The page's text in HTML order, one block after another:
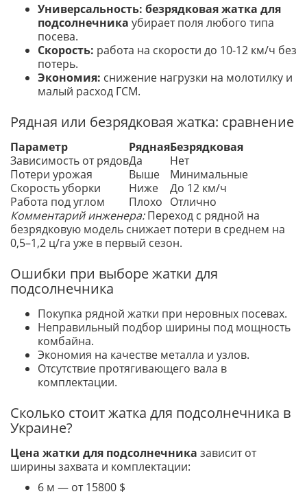
Универсальность: безрядковая жатка для
подсолнечника убирает поля любого типа
посева.
Скорость: работа на скорости до 10-12 км/ч без
потерь.
Экономия: снижение нагрузки на молотилку и
малый расход ГСМ.
Рядная или безрядковая жатка: сравнение
Параметр РяднаяБезрядковая
Зависимость от рядовДа
Нет
Потери урожая
Выше
Минимальные
Скорость уборки
Ниже
До 12 км/ч
Работа под углом
Плохо Отлично
Комментарий инженера:Переход с рядной на
безрядковую модель снижает потери в среднем на
0,5–1,2 ц/га уже в первый сезон.
Ошибки при выборе жатки для
подсолнечника
Покупка рядной жатки при неровных посевах.
Неправильный подбор ширины под мощность
комбайна.
Экономия на качестве металла и узлов.
Отсутствие протягивающего вала в
комплектации.
Сколько стоит жатка для подсолнечника в
Украине?
Цена жатки для подсолнечника зависит от
ширины захвата и комплектации:
6 м — от 15800 $